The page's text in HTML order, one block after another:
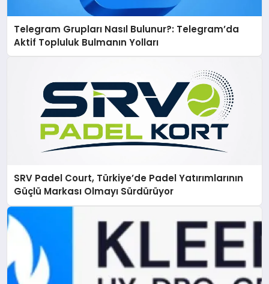
Telegram Grupları Nasıl Bulunur?: Telegram’da
Aktif Topluluk Bulmanın Yolları
SRV Padel Court, Türkiye’de Padel Yatırımlarının
Güçlü Markası Olmayı Sürdürüyor